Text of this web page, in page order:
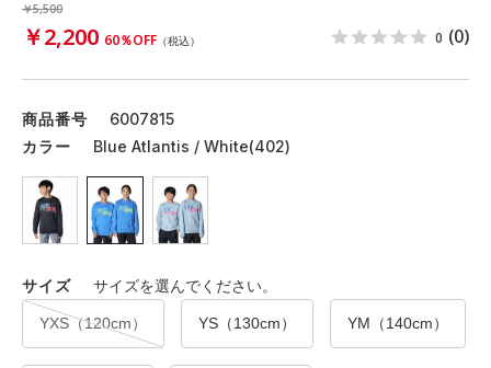
￥5,500
￥2,200 60％OFF （税込） 0 (0)
商品番号
6007815
カラー
Blue Atlantis / White(402)
サイズ サイズを選んでください。
YXS（120cm） YS（130cm） YM（140cm）